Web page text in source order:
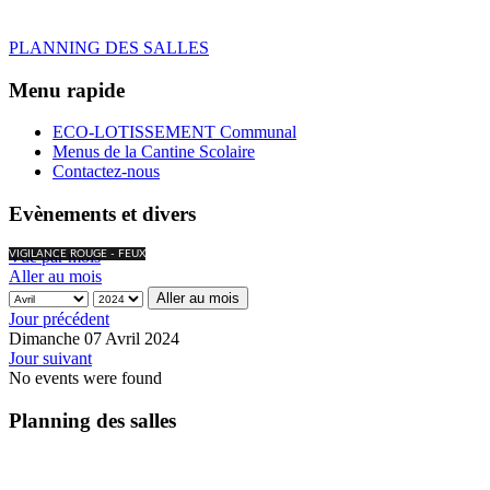
PLANNING DES SALLES
Menu rapide
ECO-LOTISSEMENT Communal
Menus de la Cantine Scolaire
Contactez-nous
Evènements et divers
VIGILANCE ROUGE - FEUX
Vue par mois
Aller au mois
Aller au mois
Jour précédent
Dimanche 07 Avril 2024
Jour suivant
No events were found
Planning des salles